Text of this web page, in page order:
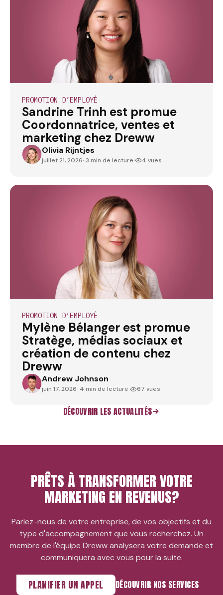
PROMOTION D’EMPLOYÉ
Sandrine Trinh est promue
Coordonnatrice, ventes et
marketing chez Dreww
OLIVIARIJNTJESOlivia Rijntjes
juillet 21, 2026· 3 min de lecture· 4 vues
PROMOTION D’EMPLOYÉ
Mylène Bélanger est promue
Stratège, médias sociaux et
création de contenu chez
Dreww
ANDREWJOHNSONAndrew Johnson
juin 17, 2026· 4 min de lecture· 67 vues
DÉCOUVRIR LES ACTUALITÉS
PRÊTS À TRANSFORMER VOTRE
MARKETING EN REVENUS?
Parlez-nous de votre entreprise, de vos objectifs et du
type d'accompagnement que vous recherchez. Un
membre de l'équipe Dreww analysera votre demande et
communiquera avec vous pour la suite.
PLANIFIER UN APPEL DÉCOUVRIR NOS SERVICES